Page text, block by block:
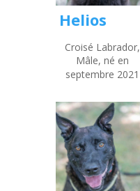
Helios
Croisé Labrador,
Mâle, né en
septembre 2021